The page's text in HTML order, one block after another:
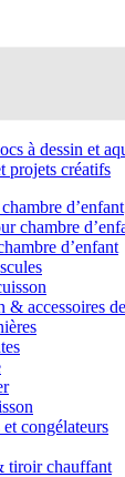
à dessin et
projets créatifs
d’enfant
chambre
d’enfant
& accessoires
congélateurs
tiroir chauffant